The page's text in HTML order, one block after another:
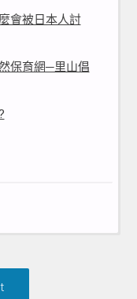
會被日本人討
保育網─里山倡